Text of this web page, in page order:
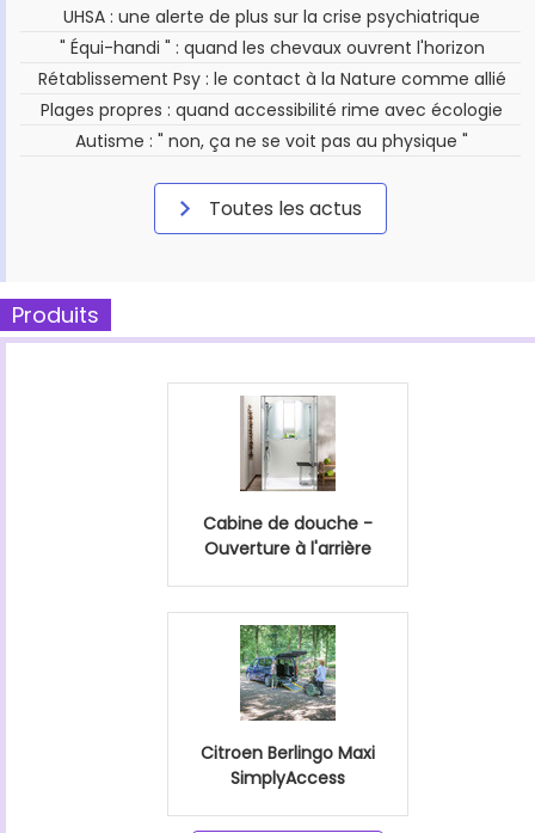
UHSA : une alerte de plus sur la crise psychiatrique
" Équi-handi " : quand les chevaux ouvrent l'horizon
Rétablissement Psy : le contact à la Nature comme allié
Plages propres : quand accessibilité rime avec écologie
Autisme : " non, ça ne se voit pas au physique "
Toutes les actus
Produits
Cabine de douche -
Ouverture à l'arrière
Citroen Berlingo Maxi
SimplyAccess